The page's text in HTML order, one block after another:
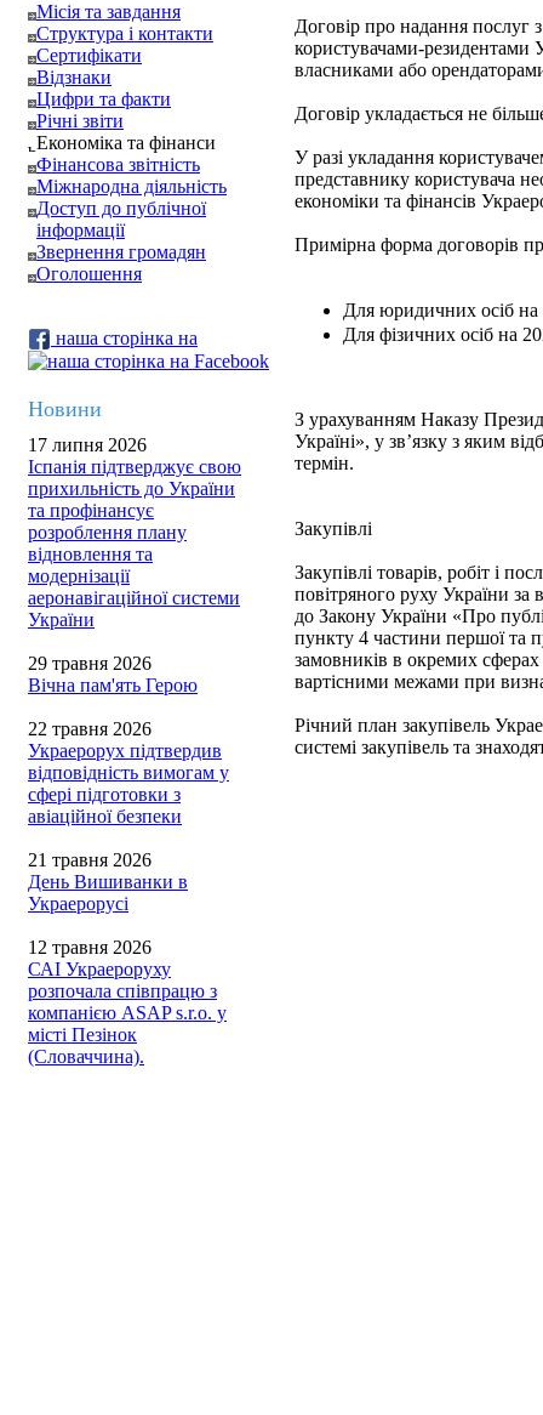
Місія та завдання
Структура і контакти
Сертифікати
Відзнаки
Цифри та факти
Річні звіти
Економіка та фінанси
Фінансова звітність
Міжнародна діяльність
Доступ до публічної
інформації
Звернення громадян
Оголошення
наша сторінка на
Новини
17 липня 2026
Іспанія підтверджує свою
прихильність до України
та профінансує
розроблення плану
відновлення та
модернізації
аеронавігаційної системи
України
29 травня 2026
Вічна пам'ять Герою
22 травня 2026
Украерорух підтвердив
відповідність вимогам у
сфері підготовки з
авіаційної безпеки
21 травня 2026
День Вишиванки в
Украерорусі
12 травня 2026
САІ Украероруху
розпочала співпрацю з
компанією ASAP s.r.o. у
місті Пезінок
(Словаччина).
Договір про надання послуг
користувачами-резидентами
власниками або
Договір укладається не
У разі укладання
представнику користувача
економіки та фінансів
Примірна форма договорів
Для юридичних осіб на
Для фізичних осіб на
З урахуванням Наказу
Україні», у зв’язку з яким
термін.
Закупівлі
Закупівлі товарів, робіт і
повітряного руху України
до Закону України «Про
пункту 4 частини першої та
замовників в окремих
вартісними межами при
Річний план закупівель
системі закупівель та